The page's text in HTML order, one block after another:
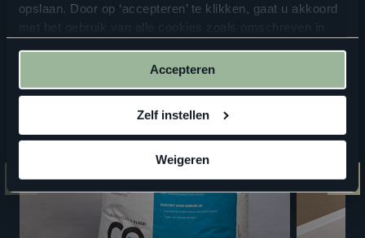
opslaan. Door op ‘accepteren’ te klikken, gaat u akkoord
Accepteren
Zelf instellen
Weigeren